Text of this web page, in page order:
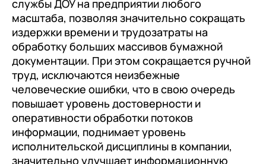
службы ДОУ на предприятии любого
масштаба, позволяя значительно сокращать
издержки времени и трудозатраты на
обработку больших массивов бумажной
документации. При этом сокращается ручной
труд, исключаются неизбежные
человеческие ошибки, что в свою очередь
повышает уровень достоверности и
оперативности обработки потоков
информации, поднимает уровень
исполнительской дисциплины в компании,
значительно улучшает информационную